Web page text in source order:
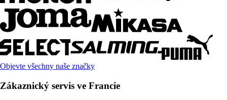
Objevte všechny naše značky
Zákaznický servis ve Francie